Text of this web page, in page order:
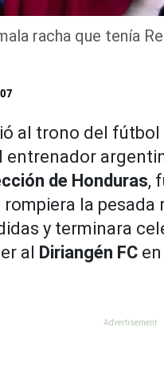
racha que tenía
al trono del fútbol
entrenador
de Honduras,
la pesada
y terminara
al Diriangén FC